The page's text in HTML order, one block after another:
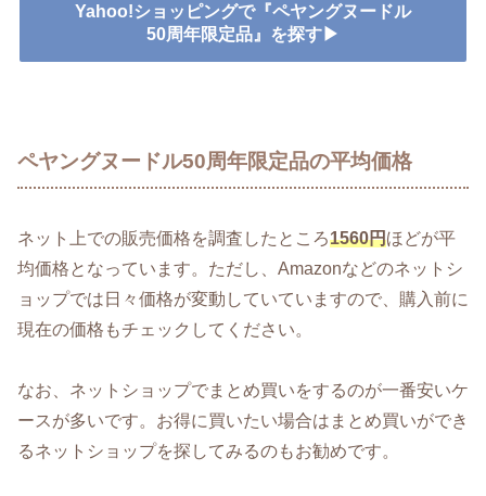
Yahoo!ショッピングで『ペヤングヌードル
50周年限定品』を探す▶
ペヤングヌードル50周年限定品の平均価格
ネット上での販売価格を調査したところ1560円ほどが平
均価格となっています。ただし、Amazonなどのネットシ
ョップでは日々価格が変動していていますので、購入前に
現在の価格もチェックしてください。
なお、ネットショップでまとめ買いをするのが一番安いケ
ースが多いです。お得に買いたい場合はまとめ買いができ
るネットショップを探してみるのもお勧めです。